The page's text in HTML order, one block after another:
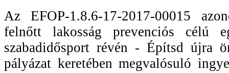
Az EFOP-1.8.6-17-2017-00015
felnőtt lakosság prevenciós célú
szabadidősport révén - Építsd újra
pályázat keretében megvalósuló